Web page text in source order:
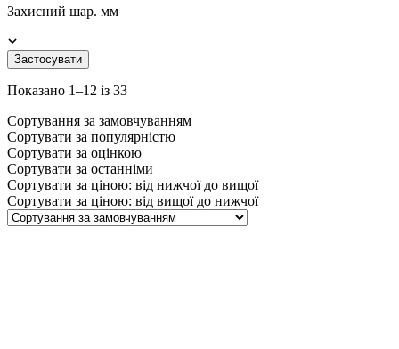
Захисний шар. мм
Застосувати
Показано 1–12 із 33
Сортування за замовчуванням
Сортувати за популярністю
Сортувати за оцінкою
Сортувати за останніми
Сортувати за ціною: від нижчої до вищої
Сортувати за ціною: від вищої до нижчої